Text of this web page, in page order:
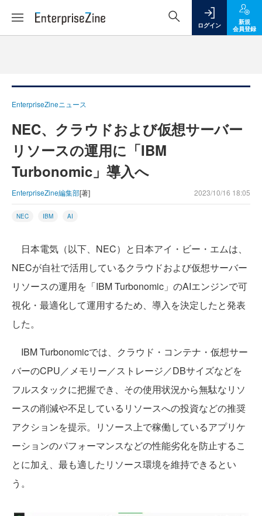
ログイン
新規
会員登録
EnterpriseZineニュース
NEC、クラウドおよび仮想サーバー
リソースの運用に「IBM
Turbonomic」導入へ
EnterpriseZine編集部[著] 2023/10/16 18:05
NEC IBM AI
日本電気（以下、NEC）と日本アイ・ビー・エムは、
NECが自社で活用しているクラウドおよび仮想サーバー
リソースの運用を「IBM Turbonomic」のAIエンジンで可
視化・最適化して運用するため、導入を決定したと発表
した。
IBM Turbonomicでは、クラウド・コンテナ・仮想サー
バーのCPU／メモリー／ストレージ／DBサイズなどを
フルスタックに把握でき、その使用状況から無駄なリソ
ースの削減や不足しているリソースへの投資などの推奨
アクションを提示。リソース上で稼働しているアプリケ
ーションのパフォーマンスなどの性能劣化を防止するこ
とに加え、最も適したリソース環境を維持できるとい
う。